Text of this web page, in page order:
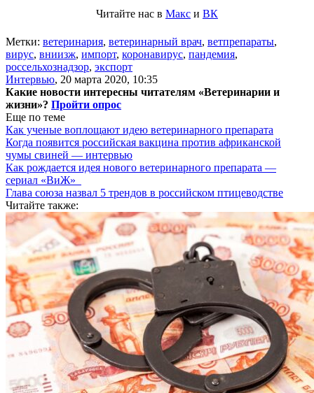
Читайте нас в Макс и ВК
Метки: ветеринария, ветеринарный врач, ветпрепараты,
вирус, вниизж, импорт, коронавирус, пандемия,
россельхознадзор, экспорт
Интервью, 20 марта 2020, 10:35
Какие новости интересны читателям «Ветеринарии и
жизни»? Пройти опрос
Еще по теме
Как ученые воплощают идею ветеринарного препарата
Когда появится российская вакцина против африканской
чумы свиней — интервью
Как рождается идея нового ветеринарного препарата —
сериал «ВиЖ»
Глава союза назвал 5 трендов в российском птицеводстве
Читайте также: